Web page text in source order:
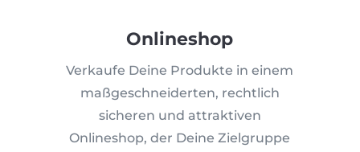
Onlineshop
Verkaufe Deine Produkte in einem
maßgeschneiderten, rechtlich
sicheren und attraktiven
Onlineshop, der Deine Zielgruppe